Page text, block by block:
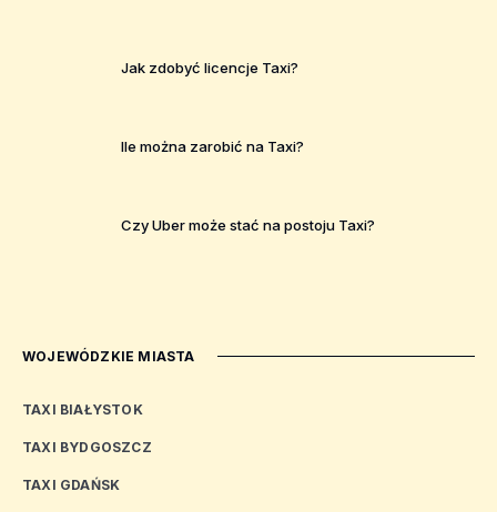
Jak zdobyć licencje Taxi?
Ile można zarobić na Taxi?
Czy Uber może stać na postoju Taxi?
WOJEWÓDZKIE MIASTA
TAXI BIAŁYSTOK
TAXI BYDGOSZCZ
TAXI GDAŃSK